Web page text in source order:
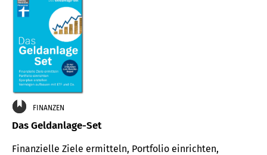
FINANZEN
Das Geldanlage-Set
Finanzielle Ziele ermitteln, Portfolio einrichten,